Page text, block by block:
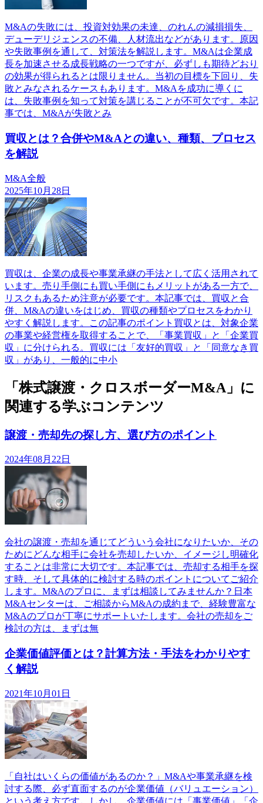
M&Aの失敗には、投資対効果の未達、のれんの減損損失、
デューデリジェンスの不備、人材流出などがあります。原因
や失敗事例を通して、対策法を解説します。M&Aは企業成
長を加速させる成長戦略の一つですが、必ずしも期待どおり
の効果が得られるとは限りません。当初の目標を下回り、失
敗とみなされるケースもあります。M&Aを成功に導くに
は、失敗事例を知って対策を講じることが不可欠です。本記
事では、M&Aが失敗とみ
買収とは？合併やM&Aとの違い、種類、プロセス
を解説
M&A全般
2025年10月28日
買収は、企業の成長や事業承継の手法として広く活用されて
います。売り手側にも買い手側にもメリットがある一方で、
リスクもあるため注意が必要です。本記事では、買収と合
併、M&Aの違いをはじめ、買収の種類やプロセスをわかり
やすく解説します。この記事のポイント買収とは、対象企業
の事業や経営権を取得することで、「事業買収」と「企業買
収」に分けられる。買収には「友好的買収」と「同意なき買
収」があり、一般的に中小
「株式譲渡・クロスボーダーM&A」に
関連する学ぶコンテンツ
譲渡・売却先の探し方、選び方のポイント
2024年08月22日
会社の譲渡・売却を通じてどういう会社になりたいか、その
ためにどんな相手に会社を売却したいか、イメージし明確化
することは非常に大切です。本記事では、売却する相手を探
す時、そして具体的に検討する時のポイントについてご紹介
します。M&Aのプロに、まずは相談してみませんか？日本
M&Aセンターは、ご相談からM&Aの成約まで、経験豊富な
M&Aのプロが丁寧にサポートいたします。会社の売却をご
検討の方は、まずは無
企業価値評価とは？計算方法・手法をわかりやす
く解説
2021年10月01日
「自社はいくらの価値があるのか？」M&Aや事業承継を検
討する際、必ず直面するのが企業価値（バリュエーション）
という考え方です。しかし、企業価値には「事業価値」「企